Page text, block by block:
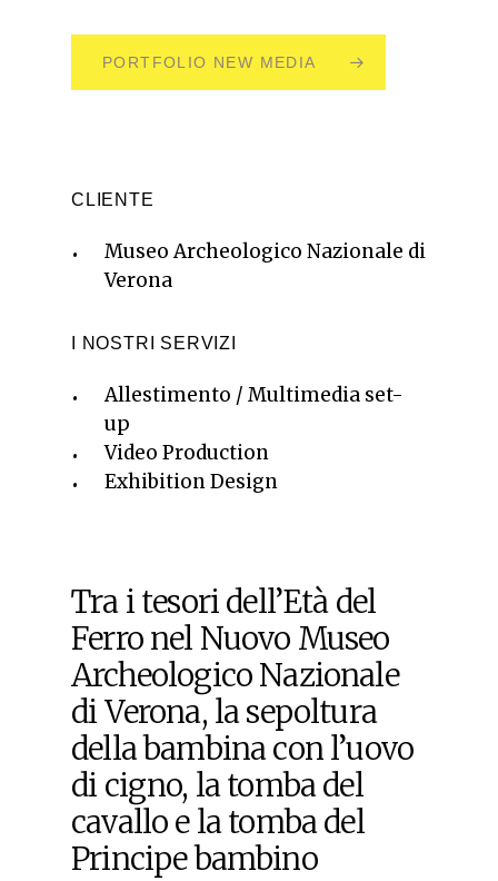
PORTFOLIO NEW MEDIA
CLIENTE
Museo Archeologico Nazionale di
Verona
I NOSTRI SERVIZI
Allestimento / Multimedia set-
up
Video Production
Exhibition Design
Tra i tesori dell’Età del
Ferro nel Nuovo Museo
Archeologico Nazionale
di Verona, la sepoltura
della bambina con l’uovo
di cigno, la tomba del
cavallo e la tomba del
Principe bambino